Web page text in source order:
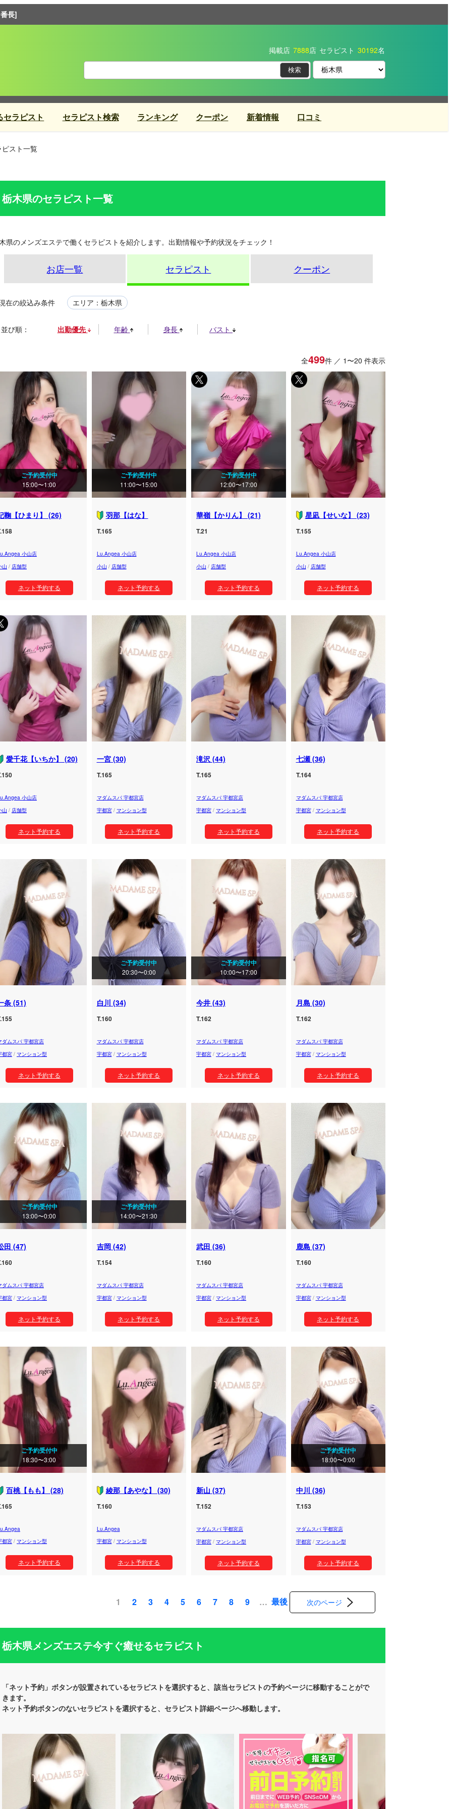
長]
掲載店 7888店 セラピスト 30192名
ラピスト セラピスト検索 ランキング クーポン 新着情報 口コミ
ピスト一覧
栃木県のセラピスト一覧
県のメンズエステで働くセラピストを紹介します。出勤情報や予約状況をチェック！
お店一覧 セラピスト クーポン
在の絞込み条件 エリア：栃木県
び順： 出勤優先 年齢 身長 バスト
全499件 ／ 1〜20 件表示
ご予約受付中
15:00〜1:00
鞠【ひまり】 (26)
小山店
山 / 店舗型
ネット予約する
ご予約受付中
11:00〜15:00
羽那【はな】
T.165
Lu.Angea 小山店
小山 / 店舗型
ネット予約する
ご予約受付中
12:00〜17:00
華嶺【かりん】 (21)
T.21
Lu.Angea 小山店
小山 / 店舗型
ネット予約する
星凪【せいな】 (23)
T.155
Lu.Angea 小山店
小山 / 店舗型
ネット予約する
愛千花【いちか】 (20)
小山店
山 / 店舗型
ネット予約する
一宮 (30)
T.165
マダムスパ 宇都宮店
宇都宮/ マンション型
ネット予約する
滝沢 (44)
T.165
マダムスパ 宇都宮店
宇都宮 / マンション型
ネット予約する
七瀬 (36)
T.164
マダムスパ 宇都宮店
宇都宮/ マンション型
ネット予約する
条 (51)
ダムスパ 宇都宮店
都宮 / マンション型
ネット予約する
ご予約受付中
20:30〜0:00
白川 (34)
T.160
マダムスパ 宇都宮店
宇都宮/ マンション型
ネット予約する
ご予約受付中
10:00〜17:00
今井 (43)
T.162
マダムスパ 宇都宮店
宇都宮 / マンション型
ネット予約する
月島 (30)
T.162
マダムスパ 宇都宮店
宇都宮/ マンション型
ネット予約する
ご予約受付中
13:00〜0:00
田 (47)
ダムスパ 宇都宮店
都宮 / マンション型
ネット予約する
ご予約受付中
14:00〜21:30
吉岡 (42)
T.154
マダムスパ 宇都宮店
宇都宮/ マンション型
ネット予約する
武田 (36)
T.160
マダムスパ 宇都宮店
宇都宮 / マンション型
ネット予約する
鹿島 (37)
T.160
マダムスパ 宇都宮店
宇都宮/ マンション型
ネット予約する
ご予約受付中
18:30〜3:00
百桃【もも】 (28)
都宮 / マンション型
ネット予約する
綾那【あやな】 (30)
T.160
Lu.Angea
宇都宮/ マンション型
ネット予約する
新山 (37)
T.152
マダムスパ 宇都宮店
宇都宮 / マンション型
ネット予約する
ご予約受付中
18:00〜0:00
中川 (36)
T.153
マダムスパ 宇都宮店
宇都宮/ マンション型
ネット予約する
1 2 3 4 5 6 7 8 9 … 次のページ
最後
栃木県メンズエステ今すぐ癒せるセラピスト
「ネット予約」ボタンが設置されているセラピストを選択すると、該当セラピストの予約ページに移動することがで
きます。
ネット予約ボタンのないセラピストを選択すると、セラピスト詳細ページへ移動します。